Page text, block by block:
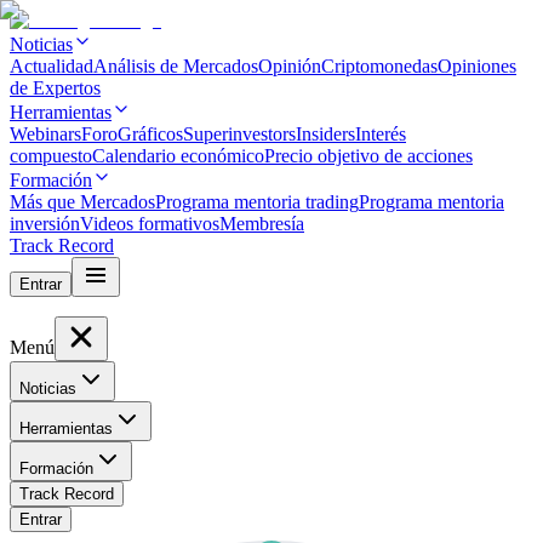
Noticias
ActualidadAnálisis de MercadosOpiniónCriptomonedasOpiniones
de Expertos
Herramientas
WebinarsForoGráficosSuperinvestorsInsidersInterés
compuestoCalendario económicoPrecio objetivo de acciones
Formación
Más que MercadosPrograma mentoria tradingPrograma mentoria
inversiónVideos formativosMembresía
Track Record
Entrar
Menú
Noticias
Herramientas
Formación
Track Record
Entrar